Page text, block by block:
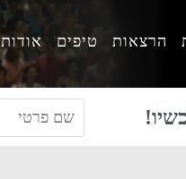
הרצאות טיפים אודות